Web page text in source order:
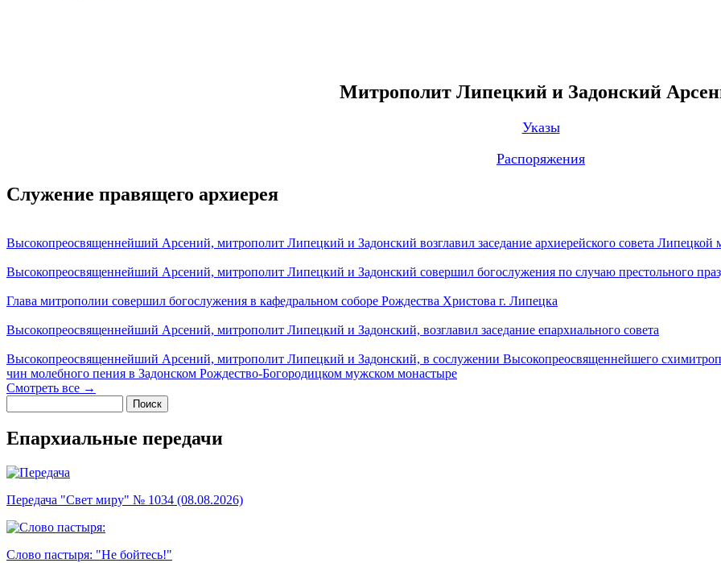
Митрополит Липецкий и Задонский
Указы
Распоряжения
Служение правящего архиерея
Высокопреосвященнейший Арсений, митрополит Липецкий и Задонский возглавил заседание архиерейского совета Липецкой
Высокопреосвященнейший Арсений, митрополит Липецкий и Задонский совершил богослужения по случаю престольного
Глава митрополии совершил богослужения в кафедральном соборе Рождества Христова г. Липецка
Высокопреосвященнейший Арсений, митрополит Липецкий и Задонский, возглавил заседание епархиального совета
Высокопреосвященнейший Арсений, митрополит Липецкий и Задонский, в сослужении Высокопреосвященнейшего
чин молебного пения в Задонском Рождество-Богородицком мужском монастыре
Смотреть все →
Епархиальные передачи
Передача "Свет миру" № 1034 (08.08.2026)
Слово пастыря: "Не бойтесь!"